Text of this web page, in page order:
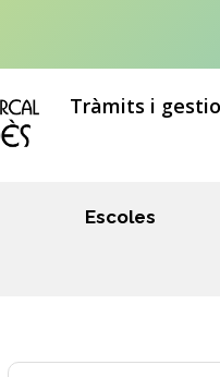
Tràmits i
Escoles